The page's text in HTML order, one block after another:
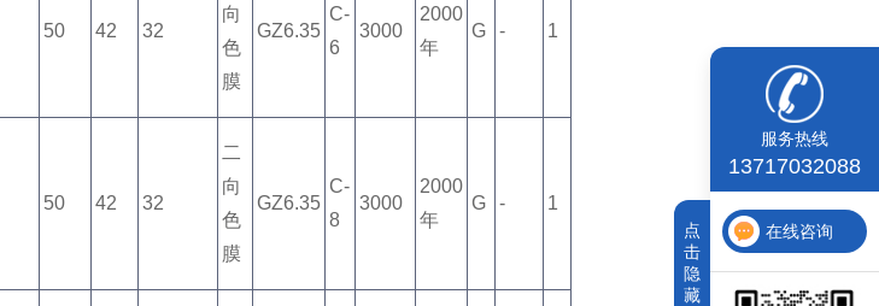
50 42 32
向
色
膜
GZ6.35
C-
6
3000
2000
年
G - 1
50 42 32
二
向
色
膜
GZ6.35
C-
8
3000
2000
年
G - 1
服务热线
13717032088
在线咨询
点
击
隐
藏